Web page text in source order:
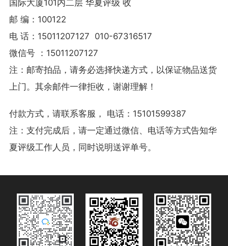
国际大厦101内二层 华夏评级 收
邮 编：100122
电 话：15011207127 010-67316517
微信号 ：15011207127
注：邮寄拍品，请务必选择快递方式，以保证物品送货
上门。其余邮件一律拒收，谢谢理解！
付款方式，请联系客服， 电话：15101599387
注：支付完成后，请一定通过微信、电话等方式告知华
夏评级工作人员，同时说明送评单号。